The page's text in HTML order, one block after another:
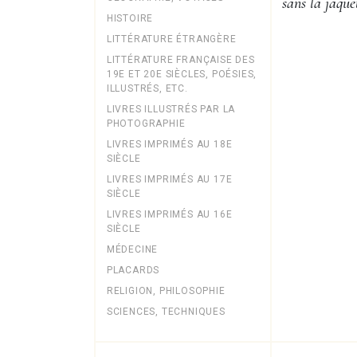
HISTOIRE
LITTÉRATURE ÉTRANGÈRE
LITTÉRATURE FRANÇAISE DES
19E ET 20E SIÈCLES, POÉSIES,
ILLUSTRÉS, ETC.
LIVRES ILLUSTRÉS PAR LA
PHOTOGRAPHIE
LIVRES IMPRIMÉS AU 18E
SIÈCLE
LIVRES IMPRIMÉS AU 17E
SIÈCLE
LIVRES IMPRIMÉS AU 16E
SIÈCLE
MÉDECINE
PLACARDS
RELIGION, PHILOSOPHIE
SCIENCES, TECHNIQUES